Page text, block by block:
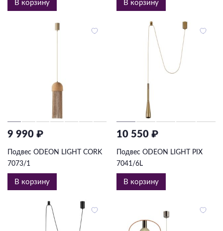
В корзину В корзину
9 990 ₽
Подвес ODEON LIGHT CORK
7073/1
В корзину
10 550 ₽
Подвес ODEON LIGHT PIX
7041/6L
В корзину